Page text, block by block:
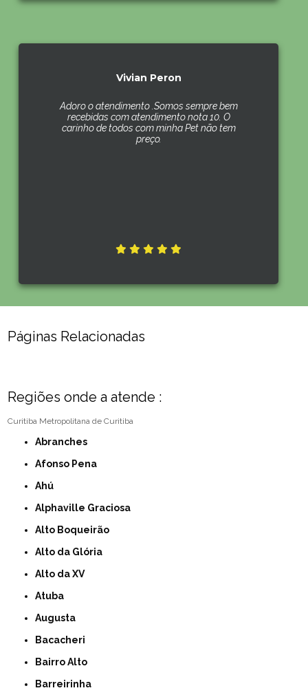
Vivian Peron
Adoro o atendimento .Somos sempre bem
recebidas com atendimento nota 10. O
carinho de todos com minha Pet não tem
preço.
Páginas Relacionadas
Regiões onde a atende :
Curitiba Metropolitana de Curitiba
Abranches
Afonso Pena
Ahú
Alphaville Graciosa
Alto Boqueirão
Alto da Glória
Alto da XV
Atuba
Augusta
Bacacheri
Bairro Alto
Barreirinha